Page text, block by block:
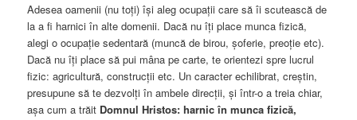
Adesea oamenii (nu toți) își aleg ocupații care să îi scutească de
la a fi harnici în alte domenii. Dacă nu îți place munca fizică,
alegi o ocupație sedentară (muncă de birou, șoferie, preoție etc).
Dacă nu îți place să pui mâna pe carte, te orientezi spre lucrul
fizic: agricultură, construcții etc. Un caracter echilibrat, creștin,
presupune să te dezvolți în ambele direcții, și într-o a treia chiar,
așa cum a trăit Domnul Hristos: harnic în munca fizică,